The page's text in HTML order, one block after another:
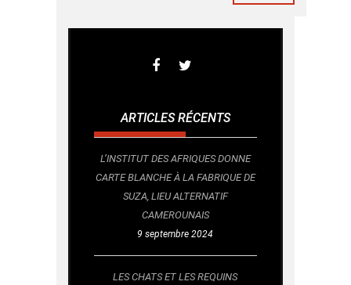
ARTICLES RÉCENTS
L’INSTITUT DES AFRIQUES DONNE
CARTE BLANCHE À LA FABRIQUE DE
SUZA, LIEU ALTERNATIF
CAMEROUNAIS
9 septembre 2024
LES CHATS ET LES REQUINS